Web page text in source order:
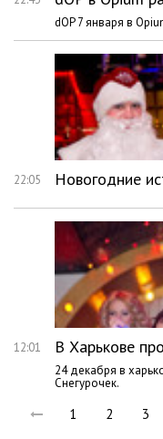
dOP 7 января в
22:05 Новогодние
12:01 В Харькове
24 декабря в
Снегурочек.
1 2 3